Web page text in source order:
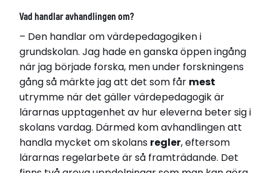
Vad handlar avhandlingen om?
– Den handlar om värdepedagogiken i
grundskolan. Jag hade en ganska öppen ingång
när jag började forska, men under forskningens
gång så märkte jag att det som får mest
utrymme när det gäller värdepedagogik är
lärarnas upptagenhet av hur eleverna beter sig i
skolans vardag. Därmed kom avhandlingen att
handla mycket om skolans regler, eftersom
lärarnas regelarbete är så framträdande. Det